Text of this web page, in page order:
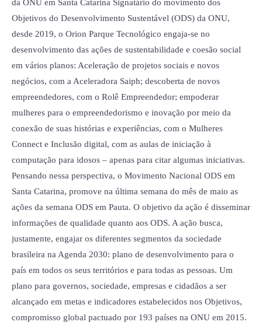
da ONU em Santa Catarina Signatário do movimento dos
Objetivos do Desenvolvimento Sustentável (ODS) da ONU,
desde 2019, o Orion Parque Tecnológico engaja-se no
desenvolvimento das ações de sustentabilidade e coesão social
em vários planos: Aceleração de projetos sociais e novos
negócios, com a Aceleradora Saiph; descoberta de novos
empreendedores, com o Rolê Empreendedor; empoderar
mulheres para o empreendedorismo e inovação por meio da
conexão de suas histórias e experiências, com o Mulheres
Connect e Inclusão digital, com as aulas de iniciação à
computação para idosos – apenas para citar algumas iniciativas.
Pensando nessa perspectiva, o Movimento Nacional ODS em
Santa Catarina, promove na última semana do mês de maio as
ações da semana ODS em Pauta. O objetivo da ação é disseminar
informações de qualidade quanto aos ODS. A ação busca,
justamente, engajar os diferentes segmentos da sociedade
brasileira na Agenda 2030: plano de desenvolvimento para o
país em todos os seus territórios e para todas as pessoas. Um
plano para governos, sociedade, empresas e cidadãos a ser
alcançado em metas e indicadores estabelecidos nos Objetivos,
compromisso global pactuado por 193 países na ONU em 2015.